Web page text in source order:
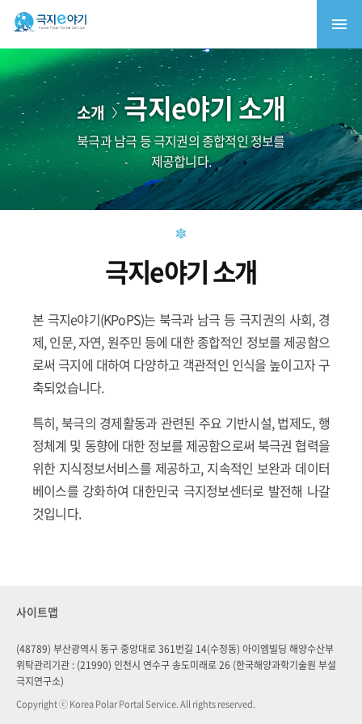
소개 극지e야기 소개
북극과 남극 등 극지권의 종합적인 정보를
제공합니다.
극지e야기 소개
본 극지e야기(KPoPS)는 북극과 남극 등 극지권의 사회, 경
제, 인문, 자연, 원주민 등에 대한 종합적인 정보를 제공함으
로써 극지에 대하여 다양하고 객관적인 인식을 높이고자 구
축되었습니다.
특히, 북극의 경제활동과 관련된 주요 기반시설, 법제도, 행
정체계 및 동향에 대한 정보를 제공함으로써 북극권 협력을
위한 지식정보서비스를 제공하고, 지속적인 보완과 데이터
베이스를 강화하여 대한민국 극지정보센터로 발전해 나갈
것입니다.
사이트맵
(48789) 부산광역시 동구 중앙대로 361번길 14(수정동) 아이엠빌딩 해양수산부
위탁관리기관 : (21990) 인천시 연수구 송도미래로 26 (한국해양과학기술원 부설
극지연구소)
Copyright ⓒ Korea Polar Portal Service. All rights reserved.